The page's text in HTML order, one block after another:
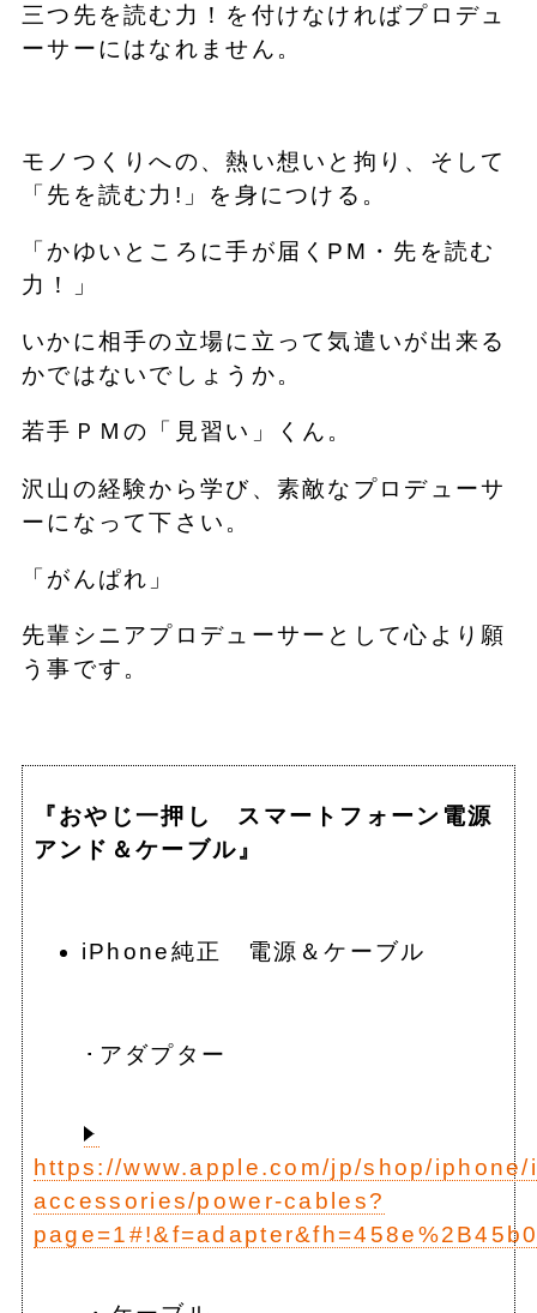
三つ先を読む力！を付けなければプロデュ
ーサーにはなれません。
モノつくりへの、熱い想いと拘り、そして
「先を読む力!」を身につける。
「かゆいところに手が届くPM・先を読む
力！」
いかに相手の立場に立って気遣いが出来る
かではないでしょうか。
若手ＰＭの「見習い」くん。
沢山の経験から学び、素敵なプロデューサ
ーになって下さい。
「がんぱれ」
先輩シニアプロデューサーとして心より願
う事です。
『おやじ一押し スマートフォーン電源
アンド＆ケーブル』
iPhone純正 電源＆ケーブル
･アダプター
https://www.apple.com/jp/shop/
accessories/power-cables?